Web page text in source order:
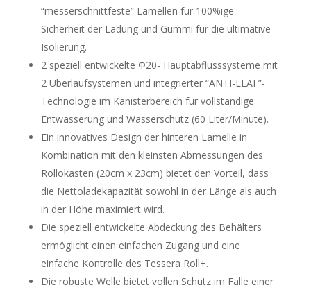
“messerschnittfeste” Lamellen für 100%ige
Sicherheit der Ladung und Gummi für die ultimative
Isolierung.
2 speziell entwickelte Φ20- Hauptabflusssysteme mit
2 Überlaufsystemen und integrierter “ANTI-LEAF”-
Technologie im Kanisterbereich für vollständige
Entwässerung und Wasserschutz (60 Liter/Minute).
Ein innovatives Design der hinteren Lamelle in
Kombination mit den kleinsten Abmessungen des
Rollokasten (20cm x 23cm) bietet den Vorteil, dass
die Nettoladekapazität sowohl in der Länge als auch
in der Höhe maximiert wird.
Die speziell entwickelte Abdeckung des Behälters
ermöglicht einen einfachen Zugang und eine
einfache Kontrolle des Tessera Roll+.
Die robuste Welle bietet vollen Schutz im Falle einer